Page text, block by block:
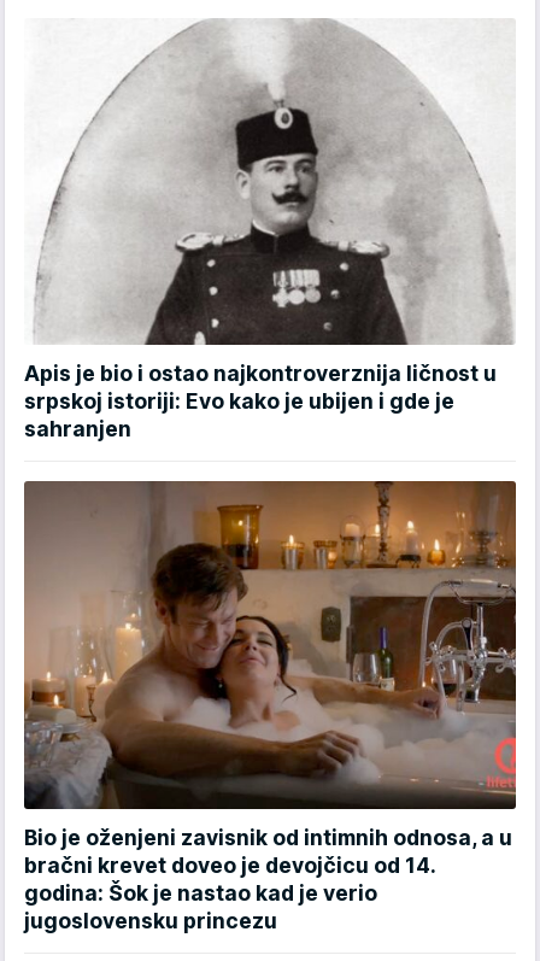
Apis je bio i ostao najkontroverznija ličnost u
srpskoj istoriji: Evo kako je ubijen i gde je
sahranjen
Bio je oženjeni zavisnik od intimnih odnosa, a u
bračni krevet doveo je devojčicu od 14.
godina: Šok je nastao kad je verio
jugoslovensku princezu